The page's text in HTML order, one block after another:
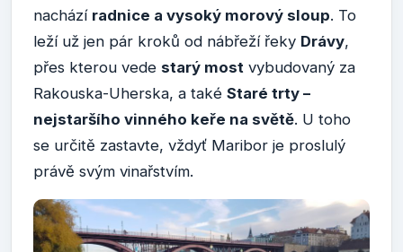
nachází radnice a vysoký morový sloup. To
leží už jen pár kroků od nábřeží řeky Drávy,
přes kterou vede starý most vybudovaný za
Rakouska-Uherska, a také Staré trty –
nejstaršího vinného keře na světě. U toho
se určitě zastavte, vždyť Maribor je proslulý
právě svým vinařstvím.